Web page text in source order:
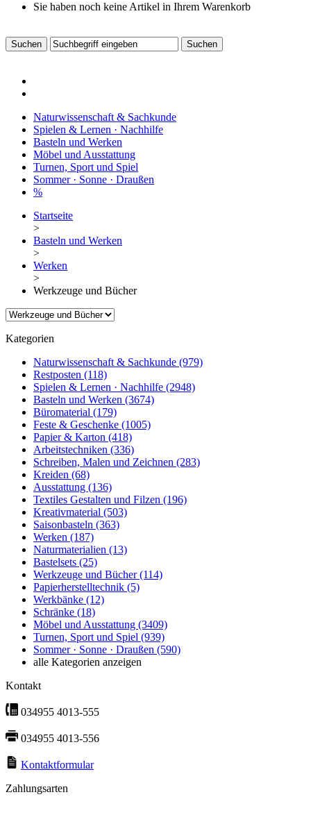
Sie haben noch keine Artikel in Ihrem Warenkorb
Naturwissenschaft & Sachkunde
Spielen & Lernen · Nachhilfe
Basteln und Werken
Möbel und Ausstattung
Turnen, Sport und Spiel
Sommer · Sonne · Draußen
%
Startseite
>
Basteln und Werken
>
Werken
>
Werkzeuge und Bücher
Kategorien
Naturwissenschaft & Sachkunde (979)
Restposten (118)
Spielen & Lernen · Nachhilfe (2948)
Basteln und Werken (3674)
Büromaterial (179)
Feste & Geschenke (1005)
Papier & Karton (418)
Arbeitstechniken (336)
Schreiben, Malen und Zeichnen (283)
Kreiden (68)
Ausstattung (136)
Textiles Gestalten und Filzen (196)
Kreativmaterial (503)
Saisonbasteln (363)
Werken (187)
Naturmaterialien (13)
Bastelsets (25)
Werkzeuge und Bücher(114)
Papierherstelltechnik (5)
Werkbänke (12)
Schränke (18)
Möbel und Ausstattung (3409)
Turnen, Sport und Spiel (939)
Sommer · Sonne · Draußen (590)
alle Kategorien anzeigen
Kontakt
034955 4013-555
034955 4013-556
Kontaktformular
Zahlungsarten